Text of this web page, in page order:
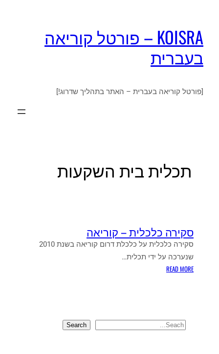
KOISRA – פורטל קוריאה
בעברית
[פורטל קוריאה בעברית – האתר בתהליך שדרוג!]
תכלית בית השקעות
סקירה כלכלית – קוריאה
סקירה כלכלית על כלכלת דרום קוריאה בשנת 2010
שנערכה על ידי תכלית…
READ MORE
:
ה
כ
S
Search